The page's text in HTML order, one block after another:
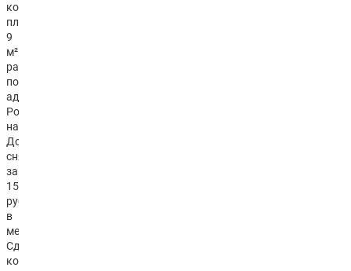
комната
площадью
9
м²
расположенная
по
адресу
Ростов-
на-
Дону,
снять
за
15 000
руб.
в
месяц
Сдается
комната